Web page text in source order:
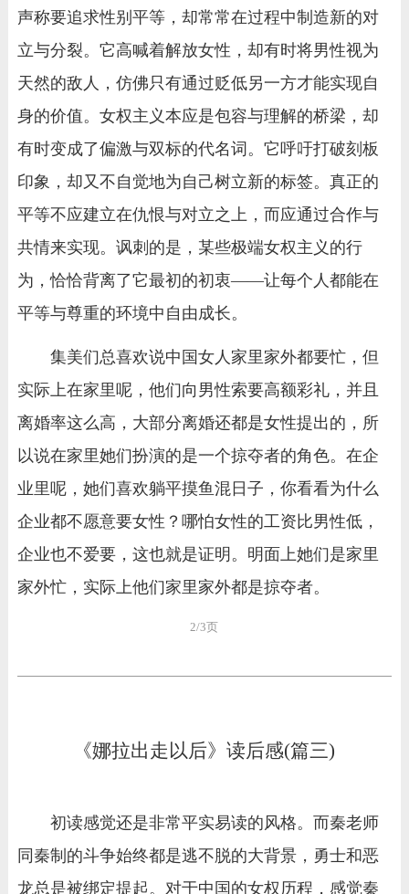
声称要追求性别平等，却常常在过程中制造新的对
立与分裂。它高喊着解放女性，却有时将男性视为
天然的敌人，仿佛只有通过贬低另一方才能实现自
身的价值。女权主义本应是包容与理解的桥梁，却
有时变成了偏激与双标的代名词。它呼吁打破刻板
印象，却又不自觉地为自己树立新的标签。真正的
平等不应建立在仇恨与对立之上，而应通过合作与
共情来实现。讽刺的是，某些极端女权主义的行
为，恰恰背离了它最初的初衷——让每个人都能在
平等与尊重的环境中自由成长。
集美们总喜欢说中国女人家里家外都要忙，但
实际上在家里呢，他们向男性索要高额彩礼，并且
离婚率这么高，大部分离婚还都是女性提出的，所
以说在家里她们扮演的是一个掠夺者的角色。在企
业里呢，她们喜欢躺平摸鱼混日子，你看看为什么
企业都不愿意要女性？哪怕女性的工资比男性低，
企业也不爱要，这也就是证明。明面上她们是家里
家外忙，实际上他们家里家外都是掠夺者。
2/3页
《娜拉出走以后》读后感(篇三)
初读感觉还是非常平实易读的风格。而秦老师
同秦制的斗争始终都是逃不脱的大背景，勇士和恶
龙总是被绑定提起。对于中国的女权历程，感觉秦